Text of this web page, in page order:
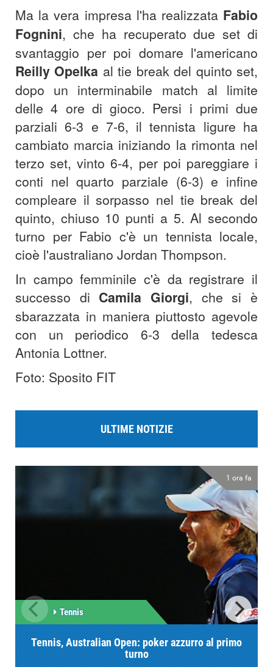
Ma la vera impresa l'ha realizzata Fabio
Fognini, che ha recuperato due set di
svantaggio per poi domare l'americano
Reilly Opelka al tie break del quinto set,
dopo un interminabile match al limite
delle 4 ore di gioco. Persi i primi due
parziali 6-3 e 7-6, il tennista ligure ha
cambiato marcia iniziando la rimonta nel
terzo set, vinto 6-4, per poi pareggiare i
conti nel quarto parziale (6-3) e infine
compleare il sorpasso nel tie break del
quinto, chiuso 10 punti a 5. Al secondo
turno per Fabio c'è un tennista locale,
cioè l'australiano Jordan Thompson.
In campo femminile c'è da registrare il
successo di Camila Giorgi, che si è
sbarazzata in maniera piuttosto agevole
con un periodico 6-3 della tedesca
Antonia Lottner.
Foto: Sposito FIT
ULTIME NOTIZIE
1 ora fa
Tennis
Tennis, Australian Open: poker azzurro al primo
turno